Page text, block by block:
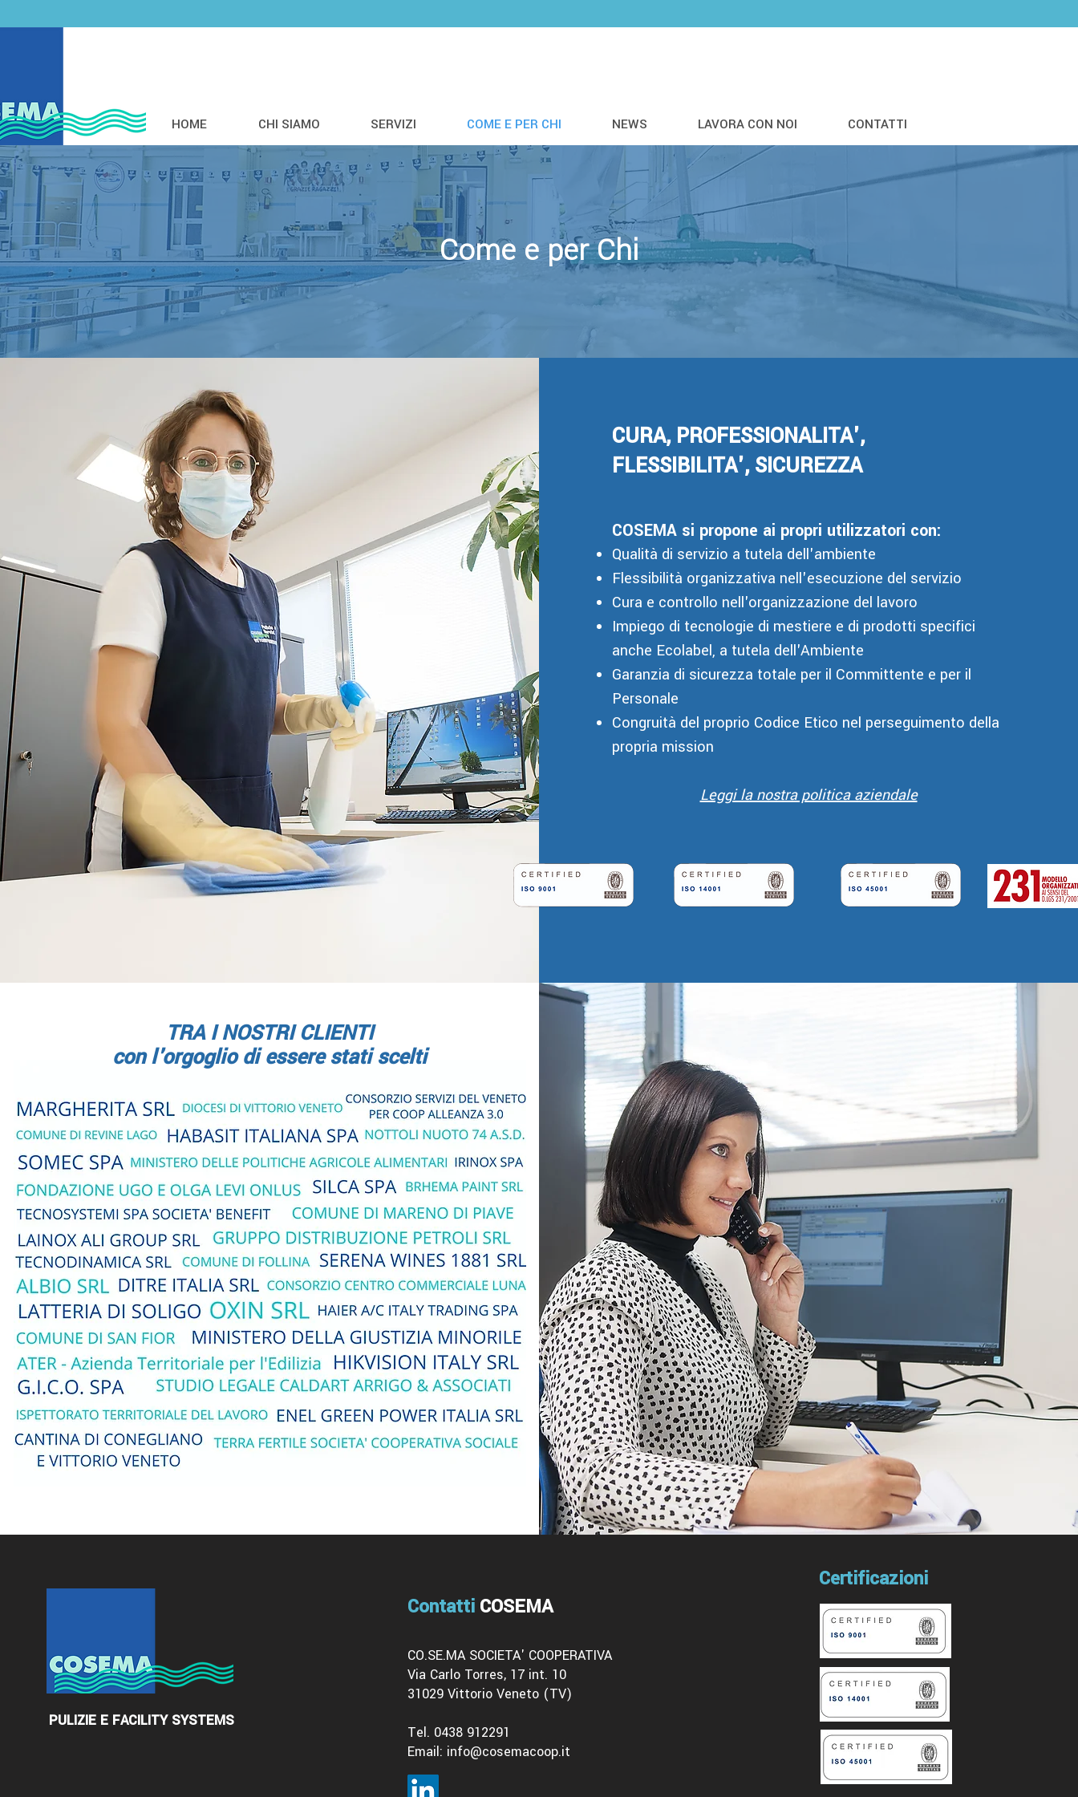
HOME CHI SIAMO SERVIZI COME E PER CHI NEWS LAVORA CON NOI CONTATTI
Come e per Chi
CURA, PROFESSIONALITA',
FLESSIBILITA', SICUREZZA
COSEMA si propone ai propri utilizzatori con:
Qualità di servizio a tutela dell'ambiente
Flessibilità organizzativa nell'esecuzione del servizio
Cura e controllo nell'organizzazione del lavoro
Impiego di tecnologie di mestiere e di prodotti specifici
anche Ecolabel, a tutela dell'Ambiente
Garanzia di sicurezza totale per il Committente e per il
Personale
Congruità del proprio Codice Etico nel perseguimento della
propria mission
Leggi la nostra politica aziendale
TRA I NOSTRI CLIENTI
con l'orgoglio di esserestati scelti
PULIZIE E FACILITY SYSTEMS
Contatti COSEMA
CO.SE.MA SOCIETA' COOPERATIVA
Via Carlo Torres, 17 int. 10
31029 Vittorio Veneto (TV)
Tel. 0438 912291
Email: info@cosemacoop.it
Certificazioni